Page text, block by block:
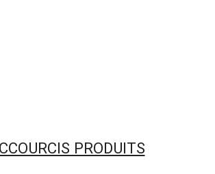
PRODUITS